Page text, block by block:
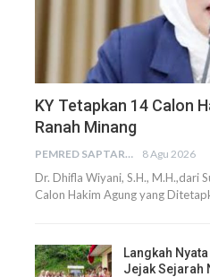
KY Tetapkan 14 Calon
Ranah Minang
PEMRED SAPTARIUS 8 Agu 2026
Dr. Dhifla Wiyani, S.H., M.H.,dari
Calon Hakim Agung yang
Langkah
Jejak Sejarah